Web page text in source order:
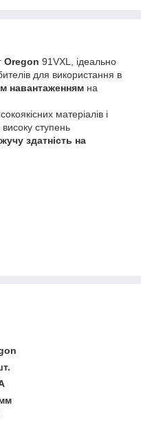
Oregon 91VXL, ідеально
для використання в
навантаженням на
матеріалів і
високу ступень
здатність на